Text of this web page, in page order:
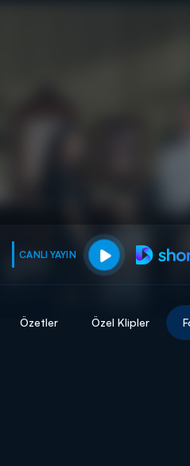
CANLI YAYIN
muhteşem ikili
Özetler Özel Klipler